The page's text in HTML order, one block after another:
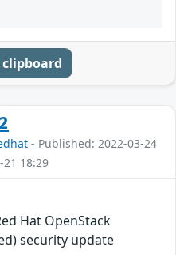
clipboard
- Published: 2022-03-24
18:29
Hat OpenStack
security update